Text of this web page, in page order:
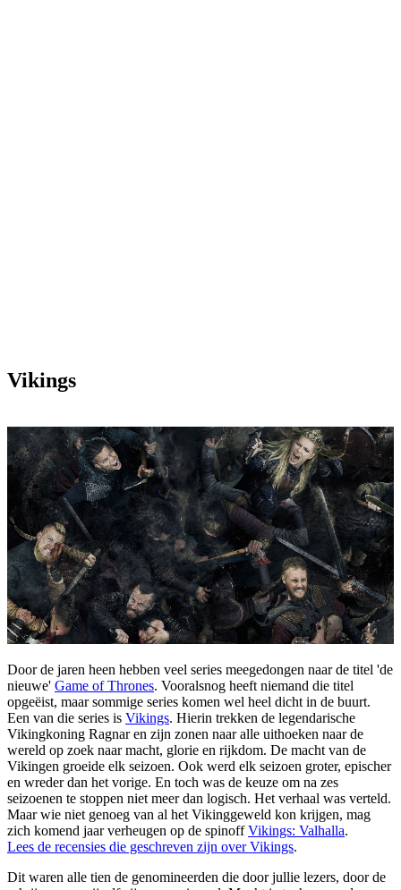
Vikings
Door de jaren heen hebben veel series meegedongen naar de titel 'de
nieuwe' Game of Thrones. Vooralsnog heeft niemand die titel
opgeëist, maar sommige series komen wel heel dicht in de buurt.
Een van die series is Vikings. Hierin trekken de legendarische
Vikingkoning Ragnar en zijn zonen naar alle uithoeken naar de
wereld op zoek naar macht, glorie en rijkdom. De macht van de
Vikingen groeide elk seizoen. Ook werd elk seizoen groter, epischer
en wreder dan het vorige. En toch was de keuze om na zes
seizoenen te stoppen niet meer dan logisch. Het verhaal was verteld.
Maar wie niet genoeg van al het Vikinggeweld kon krijgen, mag
zich komend jaar verheugen op de spinoffVikings: Valhalla.
Lees de recensies die geschreven zijn over Vikings.
Dit waren alle tien de genomineerden die door jullie lezers, door de